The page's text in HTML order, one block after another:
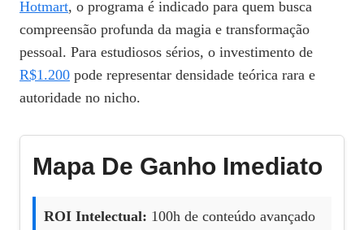
Hotmart, o programa é indicado para quem busca
compreensão profunda da magia e transformação
pessoal. Para estudiosos sérios, o investimento de
R$1.200 pode representar densidade teórica rara e
autoridade no nicho.
Mapa De Ganho Imediato
ROI Intelectual: 100h de conteúdo avançado